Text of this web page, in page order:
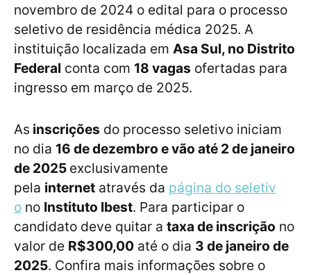
novembro de 2024 o edital para o processo
seletivo de residência médica 2025. A
instituição localizada em Asa Sul, no Distrito
Federal conta com 18 vagas ofertadas para
ingresso em março de 2025.
As inscrições do processo seletivo iniciam
no dia 16 de dezembro e vão até 2 de janeiro
de 2025 exclusivamente
pela internet através da página do seletiv
o no Instituto Ibest. Para participar o
candidato deve quitar a taxa de inscrição no
valor de R$300,00 até o dia 3 de janeiro de
2025. Confira mais informações sobre o